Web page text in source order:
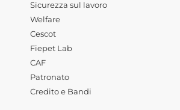
Sicurezza sul lavoro
Welfare
Cescot
Fiepet Lab
CAF
Patronato
Credito e Bandi